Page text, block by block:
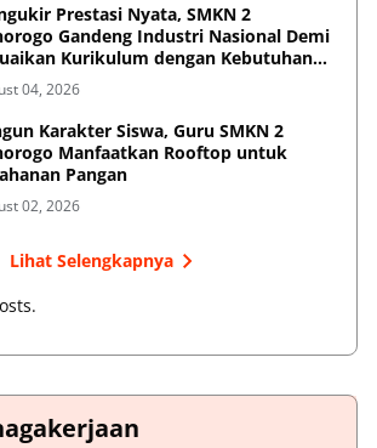
Prestasi Nyata, SMKN 2
Gandeng Industri Nasional Demi
Kurikulum dengan Kebutuhan
Kerja
04, 2026
Karakter Siswa, Guru SMKN 2
Manfaatkan Rooftop untuk
Pangan
02, 2026
Lihat Selengkapnya